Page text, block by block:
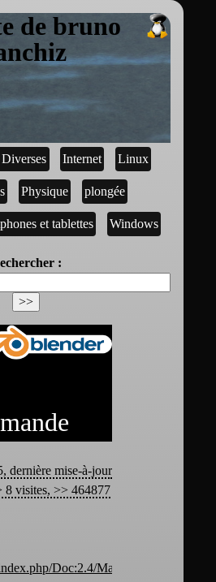
de bruno
Internet Linux
Physique plongée
et tablettes Windows
:
dernière mise-à-jour
8 visites, >> 464877
Doc:2.4/Manual/Render/